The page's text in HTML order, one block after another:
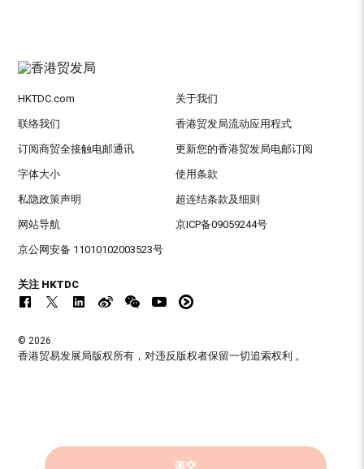
递交
HKTDC.com 关于我们
联络我们 香港贸发局流动应用程式
订阅商贸全接触电邮通讯 更新您的香港贸发局电邮订阅
字体大小 使用条款
私隐政策声明 超连结条款及细则
网站导航 京ICP备09059244号
京公网安备 11010102003523号
关注 HKTDC
© 2026
香港贸易发展局版权所有，对违反版权者保留一切追索权利 。